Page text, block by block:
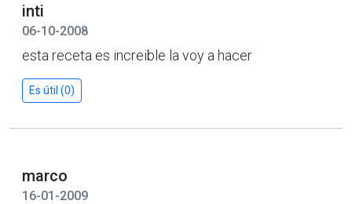
inti
06-10-2008
esta receta es increible la voy a hacer
Es útil (0)
marco
16-01-2009